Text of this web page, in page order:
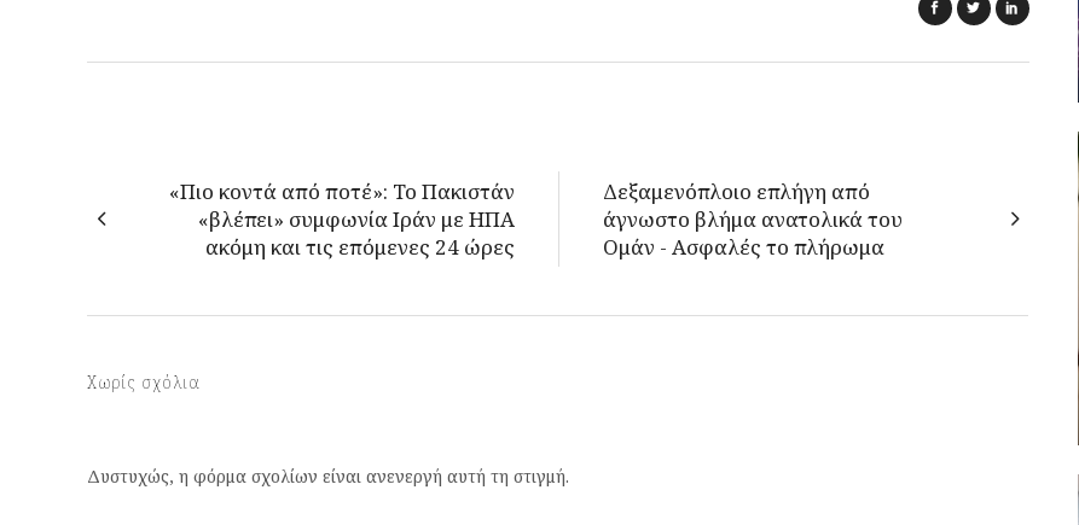
«Πιο κοντά από ποτέ»: Το Πακιστάν
«βλέπει» συμφωνία Ιράν με ΗΠΑ
ακόμη και τις επόμενες 24 ώρες
Δεξαμενόπλοιο επλήγη από
άγνωστο βλήμα ανατολικά του
Ομάν - Ασφαλές το πλήρωμα
Χωρίς σχόλια
Δυστυχώς, η φόρμα σχολίων είναι ανενεργή αυτή τη στιγμή.